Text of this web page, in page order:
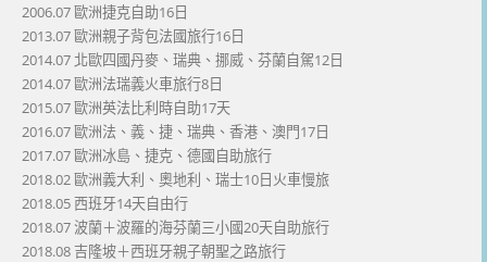
2006.07 歐洲捷克自助16日
2013.07 歐洲親子背包法國旅行16日
2014.07 北歐四國丹麥、瑞典、挪威、芬蘭自駕12日
2014.07 歐洲法瑞義火車旅行8日
2015.07 歐洲英法比利時自助17天
2016.07 歐洲法、義、捷、瑞典、香港、澳門17日
2017.07 歐洲冰島、捷克、德國自助旅行
2018.02 歐洲義大利、奧地利、瑞士10日火車慢旅
2018.05 西班牙14天自由行
2018.07 波蘭＋波羅的海芬蘭三小國20天自助旅行
2018.08 吉隆坡＋西班牙親子朝聖之路旅行